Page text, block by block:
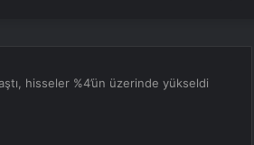
hisseler %4’ün üzerinde yükseldi